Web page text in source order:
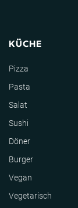
KÜCHE
Pizza
Pasta
Salat
Sushi
Döner
Burger
Vegan
Vegetarisch